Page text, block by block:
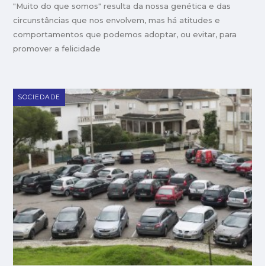
"Muito do que somos" resulta da nossa genética e das
circunstâncias que nos envolvem, mas há atitudes e
comportamentos que podemos adoptar, ou evitar, para
promover a felicidade
SOCIEDADE